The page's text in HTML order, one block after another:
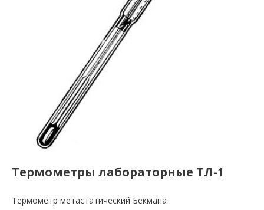
Термометры лабораторные ТЛ-1
Термометр метастатический Бекмана